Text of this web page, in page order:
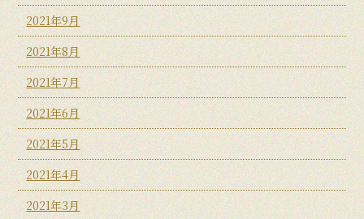
2021年9月
2021年8月
2021年7月
2021年6月
2021年5月
2021年4月
2021年3月